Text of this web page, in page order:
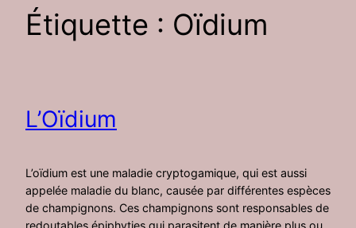
Étiquette : Oïdium
L’Oïdium
L’oïdium est une maladie cryptogamique, qui est aussi
appelée maladie du blanc, causée par différentes espèces
de champignons. Ces champignons sont responsables de